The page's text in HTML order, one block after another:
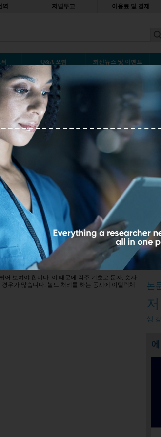
역 저널투고 이용료 및 결제
Q&A 포럼 최신뉴스 및 이벤트
순서
덧글 1
큼 자주 쓰이지는 않지만 현재에도 표에 각주를 사
각주를 활용하는 법에 대해 알아보도록 하겠습니
부호
덧글남기기
어 보여야 합니다. 이 때문에 각주 기호로 문자, 숫자
우가 많습니다. 볼드 처리를 하는 동시에 이탤릭체
논
성